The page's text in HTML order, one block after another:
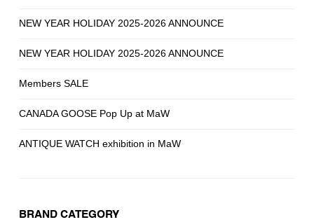
NEW YEAR HOLIDAY 2025-2026 ANNOUNCE
NEW YEAR HOLIDAY 2025-2026 ANNOUNCE
Members SALE
CANADA GOOSE Pop Up at MaW
ANTIQUE WATCH exhibition in MaW
BRAND CATEGORY